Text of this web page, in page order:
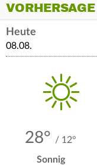
VORHERSAGE
Heute
08.08.
28° / 12°
Sonnig